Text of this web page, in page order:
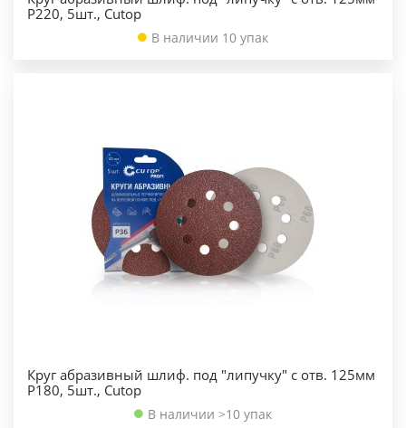
Р220, 5шт., Cutop
В наличии 10 упак
Круг абразивный шлиф. под "липучку" с отв. 125мм
Р180, 5шт., Cutop
В наличии >10 упак